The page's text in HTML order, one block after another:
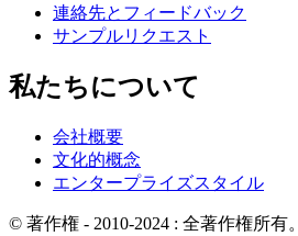
連絡先とフィードバック
サンプルリクエスト
私たちについて
会社概要
文化的概念
エンタープライズスタイル
© 著作権 - 2010-2024 : 全著作権所有。